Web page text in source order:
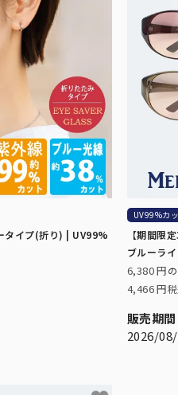
タイプ(折り) | UV99%
UV99%カ
【期間限
ブルーラ
6,380
4,466
販売期間
2026/